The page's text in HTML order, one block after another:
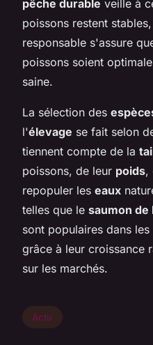
pêche durable veille à
poissons restent
responsable s'assure
poissons soient
saine.
La sélection des
l'élevage se fait selon
tiennent compte de la
poissons, de leur poids,
repopuler les eaux
telles que le saumon
sont populaires dans
grâce à leur croissance
sur les marchés.
Actu